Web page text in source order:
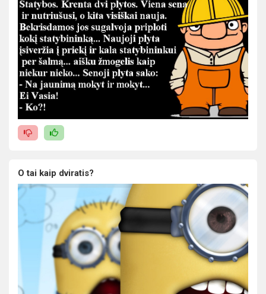
O tai kaip dviratis?